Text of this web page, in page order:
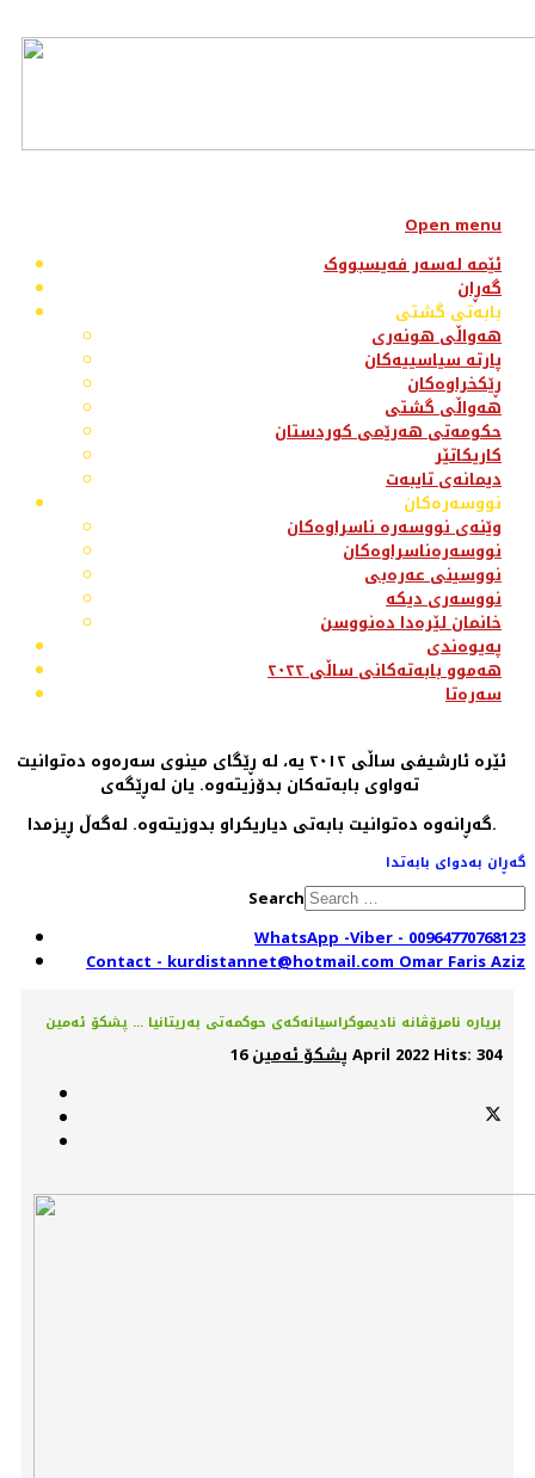
Open menu
ئێمە لەسەر فەیسبووک
گەڕان
بابەتی گشتی
هەواڵی هونەری
پارتە سیاسییەکان
ڕێکخراوەکان
هەواڵی گشتی
حکومەتی هەرێمی کوردستان
کاریکاتێر
دیمانەی تایبەت
نووسەرەکان
وێنەی نووسەرە ناسراوەکان
نووسەرەناسراوەکان
نووسینی عەرەبی
نووسەری دیکە
خانمان لێرەدا دەنووسن
پەیوەندی
هەموو بابەتەکانی ساڵی ٢٠٢٢
سەرەتا
ئێرە ئارشیفی ساڵی ٢٠١٢ یە، لە ڕێگای مینوی سەرەوە دەتوانیت
تەواوی بابەتەکان بدۆزیتەوە. یان لەڕێگەی
گەڕانەوە دەتوانیت بابەتی دیاریکراو بدوزیتەوە. لەگەڵ ڕیزمدا.
گەڕان بەدوای بابەتدا
Search
WhatsApp -Viber - 00964770768123
Contact - kurdistannet@hotmail.com Omar Faris Aziz
بریارە نامرۆڤانە نادیموکراسیانەکەی حوکمەتی بەریتانیا ... پشکۆ ئەمین
پشکۆ ئەمین 16 April 2022 Hits: 304